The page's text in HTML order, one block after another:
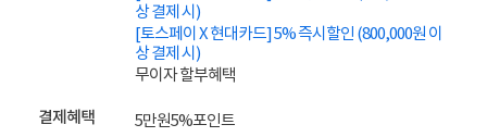
상 결제 시)
[토스페이 X 현대카드] 5% 즉시할인 (800,000원 이
상 결제 시)
무이자 할부혜택
결제혜택 5만원5%포인트